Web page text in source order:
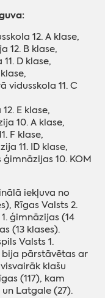
12. A klase,
12. B klase,
D klase,
vidusskola 11. C
E klase,
10. A klase,
F klase,
11. ID klase,
10. KOM
iekļuva no
Rīgas Valsts 2.
ģimnāzijas (14
(13 klases).
Valsts 1.
bija pārstāvētas ar
klašu
(117), kam
Latgale (27).